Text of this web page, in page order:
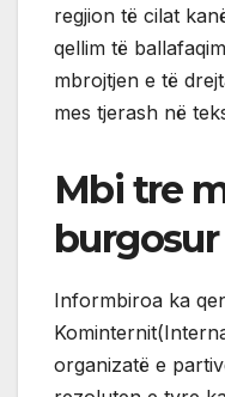
regjion të cilat
qellim të
mbrojtjen e të
mes tjerash në
Mbi tre
Informbiroa ka
organizatë e